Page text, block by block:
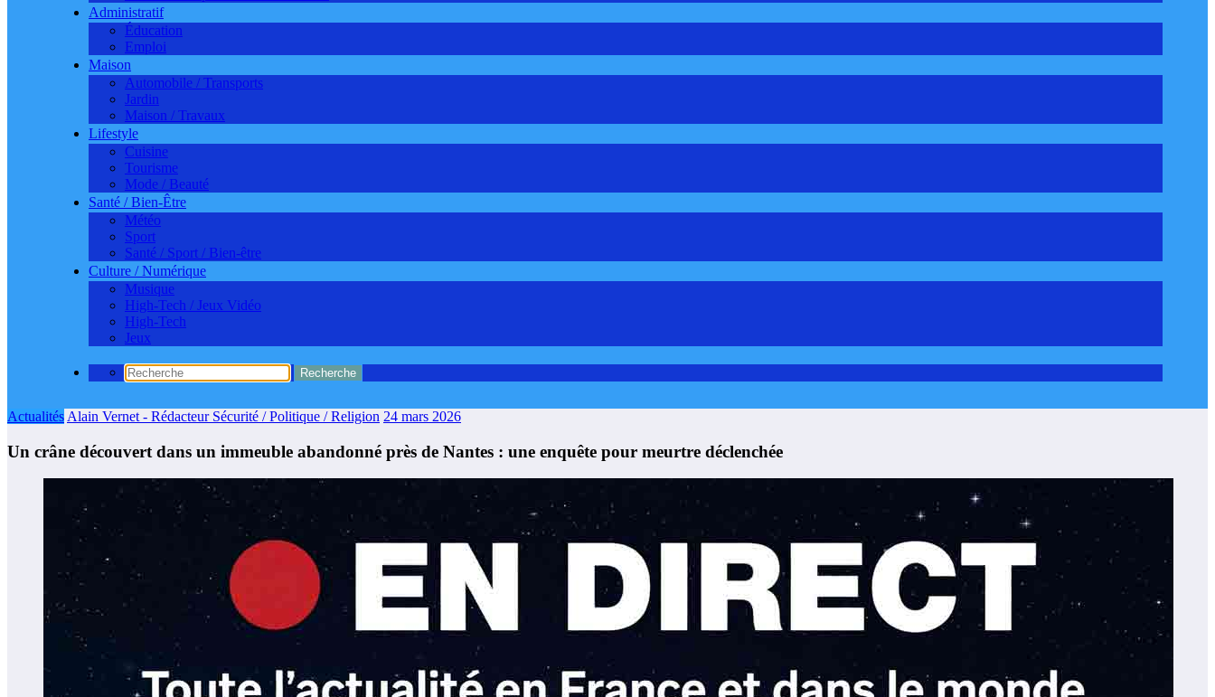
Administratif
Éducation
Emploi
Maison
Automobile / Transports
Jardin
Maison / Travaux
Lifestyle
Cuisine
Tourisme
Mode / Beauté
Santé / Bien-Être
Météo
Sport
Santé / Sport / Bien-être
Culture / Numérique
Musique
High-Tech / Jeux Vidéo
High-Tech
Jeux
Actualités Alain Vernet - Rédacteur Sécurité / Politique / Religion 24 mars 2026
Un crâne découvert dans un immeuble abandonné près de Nantes : une enquête pour meurtre déclenchée